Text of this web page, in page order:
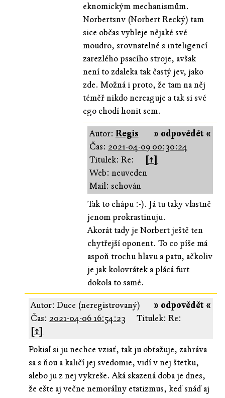
eknomickým mechanismům.
Norbertsnv (Norbert Recký) tam
sice občas vybleje nějaké své
moudro, srovnatelné s inteligencí
zarezlého psacího stroje, avšak
není to zdaleka tak častý jev, jako
zde. Možná i proto, že tam na něj
téměř nikdo nereaguje a tak si své
ego chodí honit sem.
» odpovědět «
Autor: Regis
Čas: 2021-04-09 00:30:24
Titulek: Re:
[↑]
Web: neuveden
Mail: schován
Tak to chápu :-). Já tu taky vlastně
jenom prokrastinuju.
Akorát tady je Norbert ještě ten
chytřejší oponent. To co píše má
aspoň trochu hlavu a patu, ačkoliv
je jak kolovrátek a plácá furt
dokola to samé.
» odpovědět «
Autor: Duce (neregistrovaný)
Čas: 2021-04-06 16:54:23
Titulek: Re:
[↑]
Pokiaľ si ju nechce vziať, tak ju obťažuje, zahráva
sa s ňou a kaličí jej svedomie, vidí v nej štetku,
alebo ju z nej vykreše. Aká skazená doba je dnes,
že ešte aj večne nemorálny etatizmus, keď snáď aj